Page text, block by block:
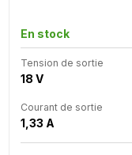
En stock
Tension de sortie
18 V
Courant de sortie
1,33 A